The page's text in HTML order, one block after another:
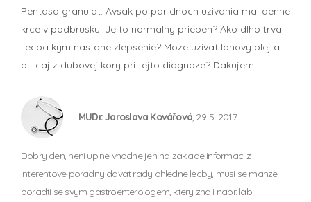
Pentasa granulat. Avsak po par dnoch uzivania mal denne
krce v podbrusku. Je to normalny priebeh? Ako dlho trva
liecba kym nastane zlepsenie? Moze uzivat lanovy olej a
pit caj z dubovej kory pri tejto diagnoze? Dakujem.
MUDr. Jaroslava Kovářová, 29. 5. 2017
Dobry den, neni uplne vhodne jen na zaklade informaci z
interentove poradny davat rady ohledne lecby, musi se manzel
poradti se svym gastroenterologem, ktery zna i napr. lab.